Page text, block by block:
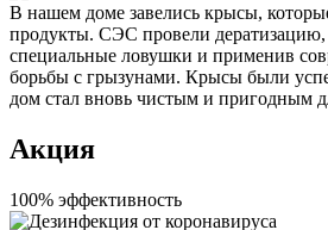
В нашем доме завелись крысы,
продукты. СЭС провели дератизацию,
специальные ловушки и применив
борьбы с грызунами. Крысы были
дом стал вновь чистым и пригодным
Акция
100% эффективность